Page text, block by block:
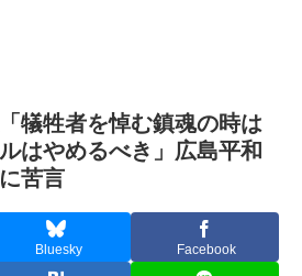
犠牲者を悼む鎮魂の時は
はやめるべき」広島平和
苦言
Bluesky Facebook